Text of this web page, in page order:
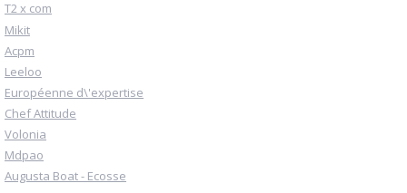
T2 x com
Mikit
Acpm
Leeloo
Européenne d\'expertise
Chef Attitude
Volonia
Mdpao
Augusta Boat - Ecosse